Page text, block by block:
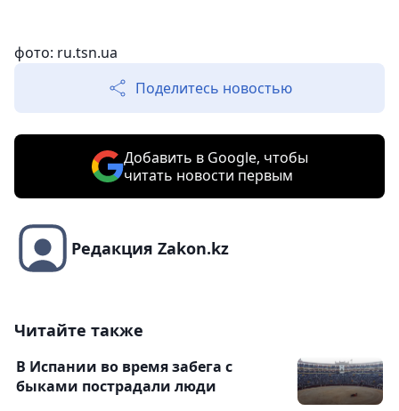
фото: ru.tsn.ua
Поделитесь новостью
Добавить в Google, чтобы
читать новости первым
Редакция Zakon.kz
Читайте также
В Испании во время забега с
быками пострадали люди